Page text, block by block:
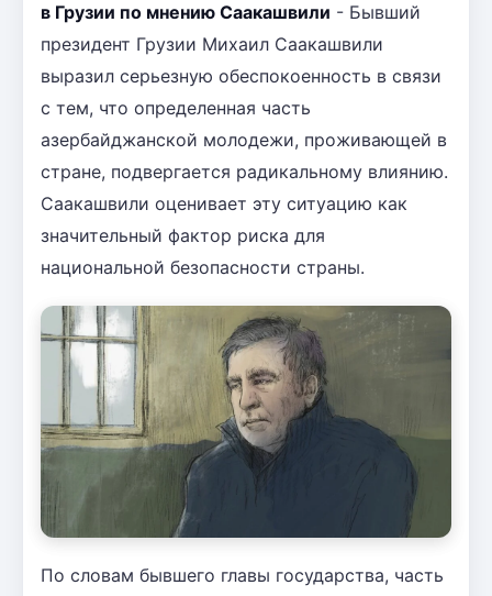
в Грузии по мнению Саакашвили - Бывший
президент Грузии Михаил Саакашвили
выразил серьезную обеспокоенность в связи
с тем, что определенная часть
азербайджанской молодежи, проживающей в
стране, подвергается радикальному влиянию.
Саакашвили оценивает эту ситуацию как
значительный фактор риска для
национальной безопасности страны.
По словам бывшего главы государства, часть